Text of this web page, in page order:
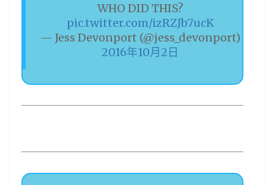
WHO DID THIS?
pic.twitter.com/izRZJb7ucK
— Jess Devonport (@jess_devonport)
2016年10月2日